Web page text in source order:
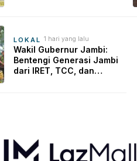
LOKAL 1 hari yang lalu
Wakil Gubernur Jambi:
Bentengi Generasi Jambi
dari IRET, TCC, dan